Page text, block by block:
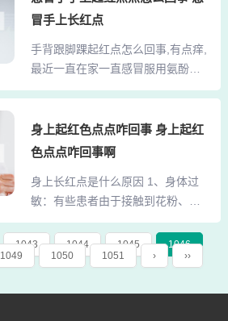
症状：红斑、红肿、丘疹、水疱或
炎： 皮肤黏膜与外界的过敏源相接
触，身体上就会出现红斑、水
疱、...
等，该院皮肤科是我国主要的皮肤
一直在国内外享有盛誉。北京协和
医院 北京协和医院是一所位于北京
市东城区，集医疗、科研、教学为
认最好的是上海华山，近些年来比
如西京医院皮肤发展也非常不错。
一家好的皮肤病医院对于患者来说
非常重要。保定市第一医院...
冒手上长红点
手背跟脚踝起红点怎么回事,有点痒,
最近一直在家一直感冒服用氨酚黄
那... 1、第一：出现脚踝处有红点痒
如是湿疹那么是需要及时治疗的，
因为这个疾病很容易反复，会长红
加重的。2、身上长小红点是因为身
体过敏。这种情况也是比较常见
的，在日常的生活中特别容易见到
的，此种情况需要找到过敏原，找
见过敏原之后，避免再次接触过敏
身上起红色点点咋回事 身上起红
色点点咋回事啊
身上长红点是什么原因 1、身体过
敏：有些患者由于接触到花粉、海
鲜、药物、化妆品等过敏原，从而
就会产生过敏作用，导致身上长小
红点。昆虫叮咬：农村或者一些偏
虫叮咬，由于一些蚊子、虫子的叮
1043 1044 1045
1046
1049 1050 1051 › ››